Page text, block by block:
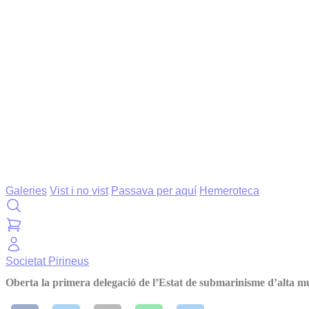
Galeries Vist i no vist Passava per aquí Hemeroteca
Societat Pirineus
Oberta la primera delegació de l’Estat de submarinisme d’alta